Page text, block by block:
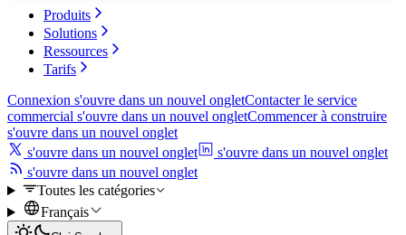
Produits
Solutions
Ressources
Tarifs
Connexion s'ouvre dans un nouvel ongletContacter le service
commercial s'ouvre dans un nouvel ongletCommencer à construire
s'ouvre dans un nouvel onglet
s'ouvre dans un nouvel onglet
s'ouvre dans un nouvel onglet
s'ouvre dans un nouvel onglet
Toutes les catégories
Français